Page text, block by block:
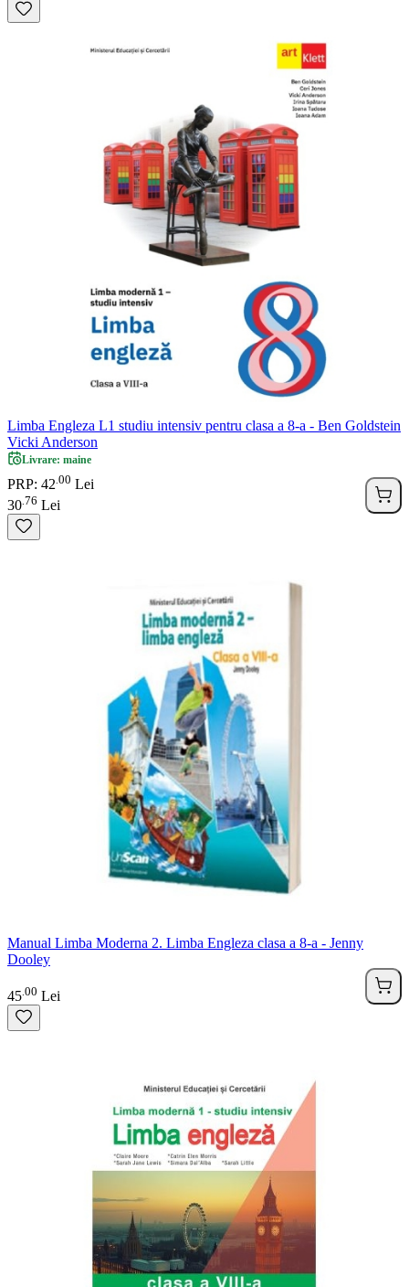
Limba Engleza L1 studiu intensiv pentru clasa a 8-a - Ben Goldstein
Vicki Anderson
Livrare: maine
PRP: 42 00 Lei
30 76 Lei
Manual Limba Moderna 2. Limba Engleza clasa a 8-a - Jenny
Dooley
45 00 Lei